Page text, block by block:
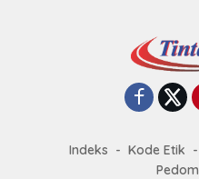
Indeks Kode Etik